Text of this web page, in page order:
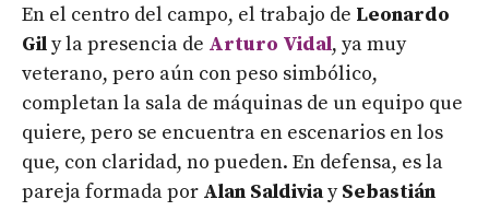
En el centro del campo, el trabajo de Leonardo
Gily la presencia de Arturo Vidal, ya muy
veterano, pero aún con peso simbólico,
completan la sala de máquinas de un equipo que
quiere, pero se encuentra en escenarios en los
que, con claridad, no pueden. En defensa, es la
pareja formada por Alan SaldiviaySebastián